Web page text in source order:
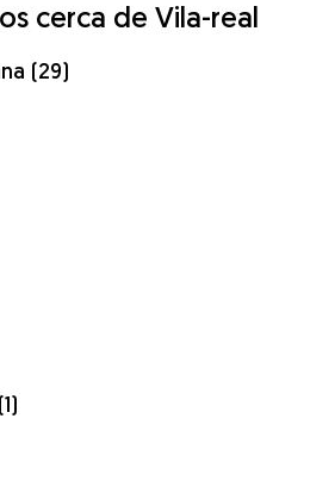
cerca de Vila-real
(29)